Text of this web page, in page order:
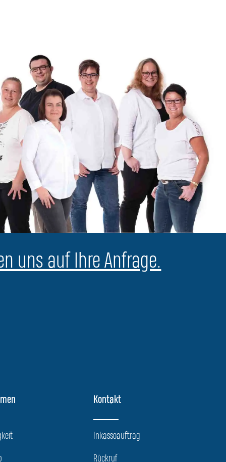
uns auf Ihre Anfrage.
Kontakt
Inkassoauftrag
Rückruf